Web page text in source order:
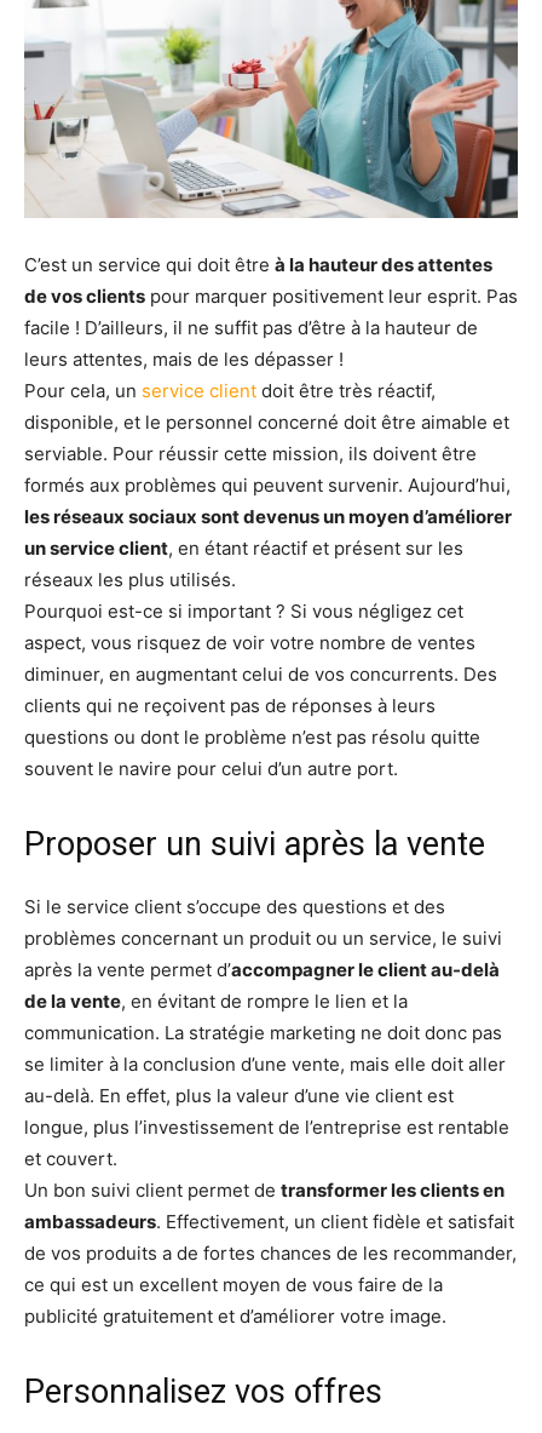
C’est un service qui doit être à la hauteur des attentes
de vos clients pour marquer positivement leur esprit. Pas
facile ! D’ailleurs, il ne suffit pas d’être à la hauteur de
leurs attentes, mais de les dépasser !
Pour cela, un service client doit être très réactif,
disponible, et le personnel concerné doit être aimable et
serviable. Pour réussir cette mission, ils doivent être
formés aux problèmes qui peuvent survenir. Aujourd’hui,
les réseaux sociaux sont devenus un moyen d’améliorer
un service client, en étant réactif et présent sur les
réseaux les plus utilisés.
Pourquoi est-ce si important ? Si vous négligez cet
aspect, vous risquez de voir votre nombre de ventes
diminuer, en augmentant celui de vos concurrents. Des
clients qui ne reçoivent pas de réponses à leurs
questions ou dont le problème n’est pas résolu quitte
souvent le navire pour celui d’un autre port.
Proposer un suivi après la vente
Si le service client s’occupe des questions et des
problèmes concernant un produit ou un service, le suivi
après la vente permet d’accompagner le client au-delà
de la vente, en évitant de rompre le lien et la
communication. La stratégie marketing ne doit donc pas
se limiter à la conclusion d’une vente, mais elle doit aller
au-delà. En effet, plus la valeur d’une vie client est
longue, plus l’investissement de l’entreprise est rentable
et couvert.
Un bon suivi client permet de transformer les clients en
ambassadeurs. Effectivement, un client fidèle et satisfait
de vos produits a de fortes chances de les recommander,
ce qui est un excellent moyen de vous faire de la
publicité gratuitement et d’améliorer votre image.
Personnalisez vos offres